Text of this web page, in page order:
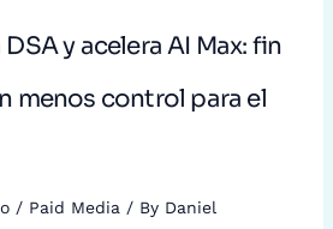
y acelera AI Max: fin
menos control para el
/ Paid Media/ By Daniel